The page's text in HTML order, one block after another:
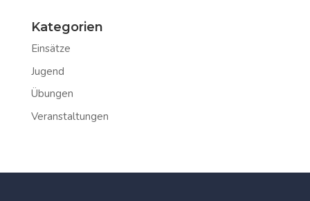
Kategorien
Einsätze
Jugend
Übungen
Veranstaltungen